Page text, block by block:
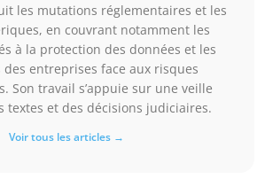
les mutations réglementaires et les
en couvrant notamment les
à la protection des données et les
entreprises face aux risques
Son travail s’appuie sur une veille
textes et des décisions judiciaires.
Voir tous les articles →